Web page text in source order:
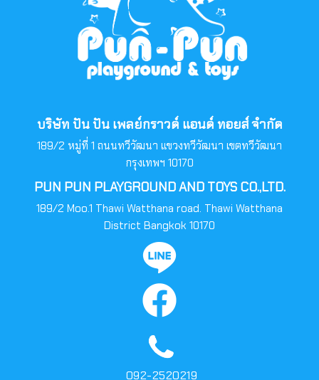
บริษัท ปัน ปัน เพลย์กราวด์ แอนด์ ทอยส์ จำกัด
189/2 หมู่ที่ 1 ถนนทวีวัฒนา แขวงทวีวัฒนา เขตทวีวัฒนา
กรุงเทพฯ 10170
PUN PUN PLAYGROUND AND TOYS CO.,LTD.
189/2 Moo.1 Thawi Watthana road. Thawi Watthana
District Bangkok 10170
092-2520219